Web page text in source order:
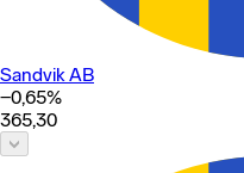
Sandvik AB
−0,65%
365,30